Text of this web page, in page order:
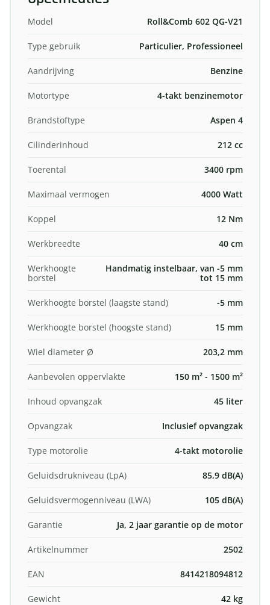
Model Roll&Comb 602 QG-V21
Type gebruik Particulier, Professioneel
Aandrijving Benzine
Motortype 4-takt benzinemotor
Brandstoftype Aspen 4
Cilinderinhoud 212 cc
Toerental 3400 rpm
Maximaal vermogen 4000 Watt
Koppel 12 Nm
Werkbreedte 40 cm
Werkhoogte
borstel
Handmatig instelbaar, van -5 mm
tot 15 mm
Werkhoogte borstel (laagste stand) -5 mm
Werkhoogte borstel (hoogste stand) 15 mm
Wiel diameter Ø 203,2 mm
Aanbevolen oppervlakte 150 m² - 1500 m²
Inhoud opvangzak 45 liter
Opvangzak Inclusief opvangzak
Type motorolie 4-takt motorolie
Geluidsdrukniveau (LpA) 85,9 dB(A)
Geluidsvermogenniveau (LWA) 105 dB(A)
Garantie Ja, 2 jaar garantie op de motor
Artikelnummer 2502
EAN 8414218094812
Gewicht 42 kg